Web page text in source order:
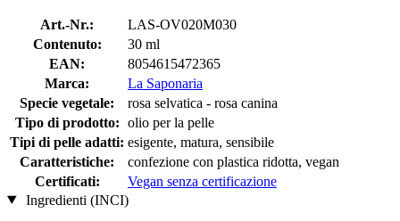
Art.-Nr.:
LAS-OV020M030
Contenuto:
30 ml
EAN:
8054615472365
Marca:
La Saponaria
Specie vegetale:
rosa selvatica - rosa canina
Tipo di prodotto: olio per la pelle
Tipi di pelle adatti: esigente, matura, sensibile
Caratteristiche:
confezione con plastica ridotta, vegan
Certificati:
Vegan senza certificazione
Ingredienti (INCI)